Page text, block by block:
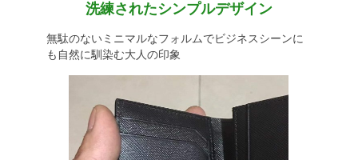
洗練されたシンプルデザイン
無駄のないミニマルなフォルムでビジネスシーンに
も自然に馴染む大人の印象